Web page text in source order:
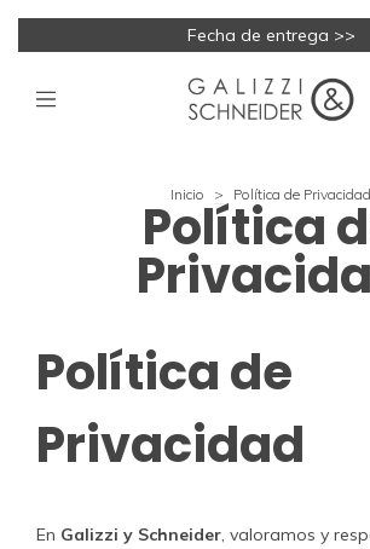
Fecha de entrega >>
Inicio > Política de Privacidad
Política
Política de
Privacidad
En Galizzi y Schneider, valoramos y